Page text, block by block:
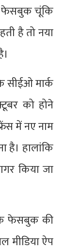
फेसबुक चूंकि
है तो नया
सीईओ मार्क
को होने
में नए नाम
है। हालांकि
किया जा
फेसबुक की
मीडिया ऐप